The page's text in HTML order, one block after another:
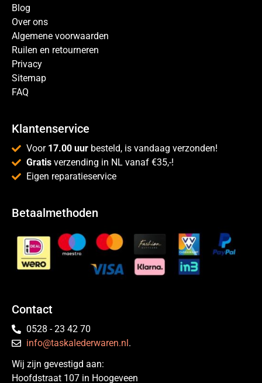
Blog
Over ons
Algemene voorwaarden
Ruilen en retourneren
Privacy
Sitemap
FAQ
Klantenservice
Voor 17.00 uur besteld, is vandaag verzonden!
Gratis verzending in NL vanaf €35,-!
Eigen reparatieservice
Betaalmethoden
Contact
0528 - 23 42 70
info@taskalederwaren.nl.
Wij zijn gevestigd aan:
Hoofdstraat 107 in Hoogeveen